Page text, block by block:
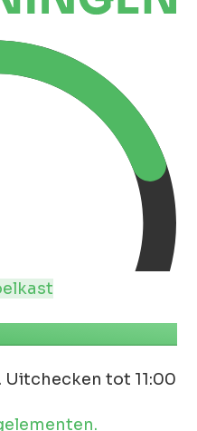
Uitchecken tot 11:00